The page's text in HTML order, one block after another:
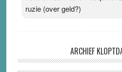
ruzie (over geld?)
ARCHIEF